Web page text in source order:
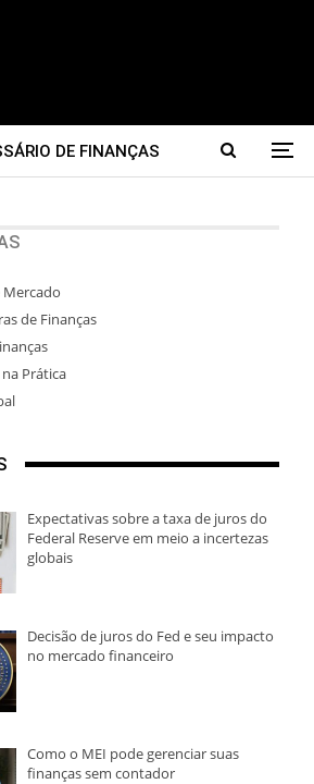
DE FINANÇAS
Mercado
de Finanças
Prática
Expectativas sobre a taxa de juros do
Federal Reserve em meio a incertezas
globais
Decisão de juros do Fed e seu impacto
no mercado financeiro
Como o MEI pode gerenciar suas
finanças sem contador